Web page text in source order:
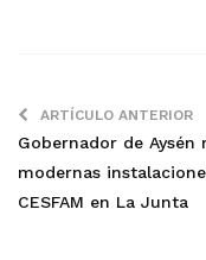
ARTÍCULO ANTERIOR
Gobernador de Aysén
modernas
CESFAM en La Junta